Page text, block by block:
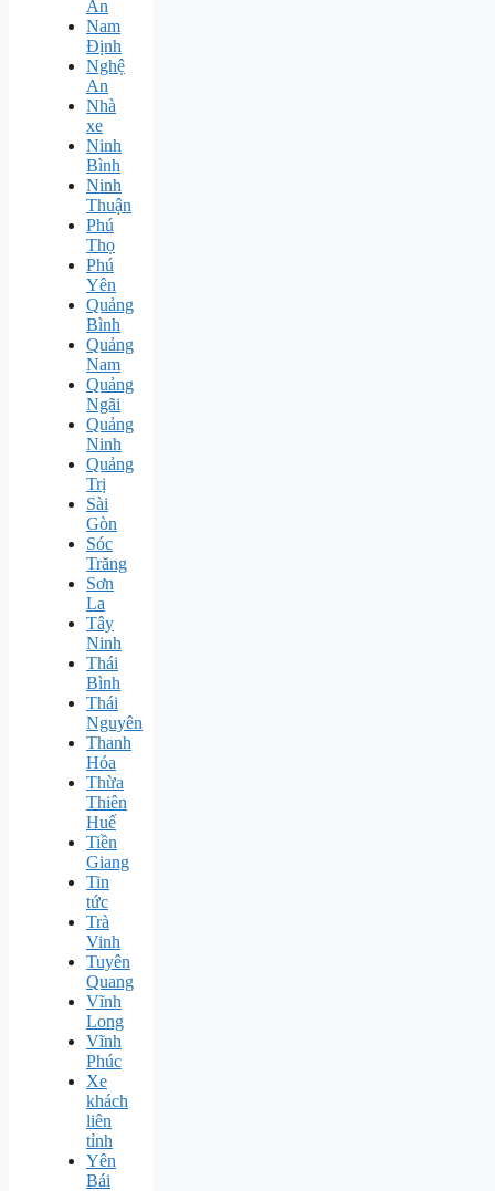
An
Nam
Định
Nghệ
An
Nhà
xe
Ninh
Bình
Ninh
Thuận
Phú
Thọ
Phú
Yên
Quảng
Bình
Quảng
Nam
Quảng
Ngãi
Quảng
Ninh
Quảng
Trị
Sài
Gòn
Sóc
Trăng
Sơn
La
Tây
Ninh
Thái
Bình
Thái
Nguyên
Thanh
Hóa
Thừa
Thiên
Huế
Tiền
Giang
Tin
tức
Trà
Vinh
Tuyên
Quang
Vĩnh
Long
Vĩnh
Phúc
Xe
khách
liên
tỉnh
Yên
Bái